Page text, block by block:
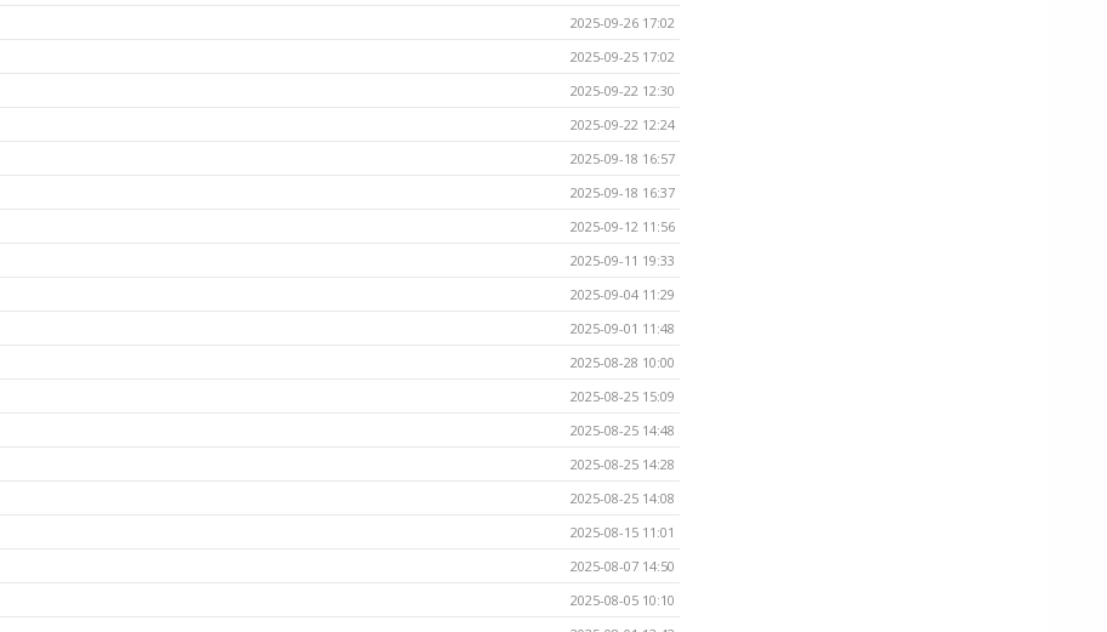
2025-09-26 17:02
2025-09-25 17:02
2025-09-22 12:30
2025-09-22 12:24
2025-09-18 16:57
2025-09-18 16:37
2025-09-12 11:56
2025-09-11 19:33
2025-09-04 11:29
2025-09-01 11:48
2025-08-28 10:00
2025-08-25 15:09
2025-08-25 14:48
2025-08-25 14:28
2025-08-25 14:08
2025-08-15 11:01
2025-08-07 14:50
2025-08-05 10:10